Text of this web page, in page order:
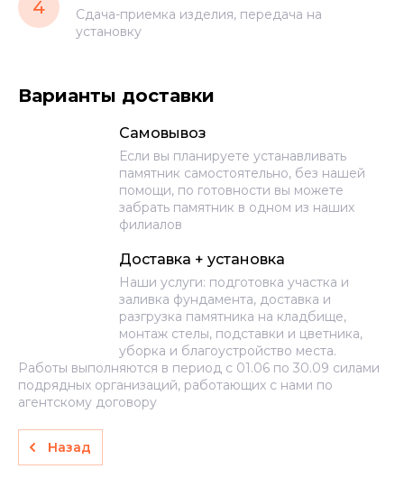
4
Сдача-приемка изделия, передача на
установку
Варианты доставки
Самовывоз
Если вы планируете устанавливать
памятник самостоятельно, без нашей
помощи, по готовности вы можете
забрать памятник в одном из наших
филиалов
Доставка + установка
Наши услуги: подготовка участка и
заливка фундамента, доставка и
разгрузка памятника на кладбище,
монтаж стелы, подставки и цветника,
уборка и благоустройство места.
Работы выполняются в период с 01.06 по 30.09 силами
подрядных организаций, работающих с нами по
агентскому договору
Назад